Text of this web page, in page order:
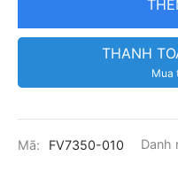
THANH
Mua
Mã: FV7350-010 Danh